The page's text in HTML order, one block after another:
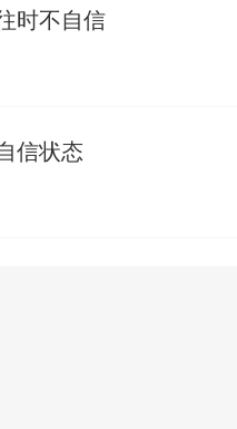
时不自信
信状态